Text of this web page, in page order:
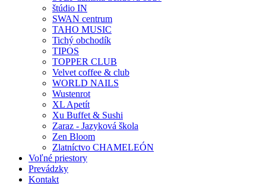
štúdio IN
SWAN centrum
TAHO MUSIC
Tichý obchodík
TIPOS
TOPPER CLUB
Velvet coffee & club
WORLD NAILS
Wustenrot
XL Apetít
Xu Buffet & Sushi
Zaraz - Jazyková škola
Zen Bloom
Zlatníctvo CHAMELEÓN
Voľné priestory
Prevádzky
Kontakt